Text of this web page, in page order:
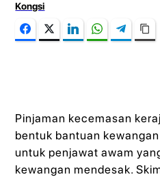
Kongsi
FacebookTwitter LinkedIn WhatsAppTelegram
Pinjaman kecemasan
bentuk bantuan
untuk penjawat awam
kewangan mendesak.